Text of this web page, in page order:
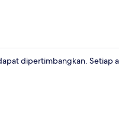
dipertimbangkan. Setiap